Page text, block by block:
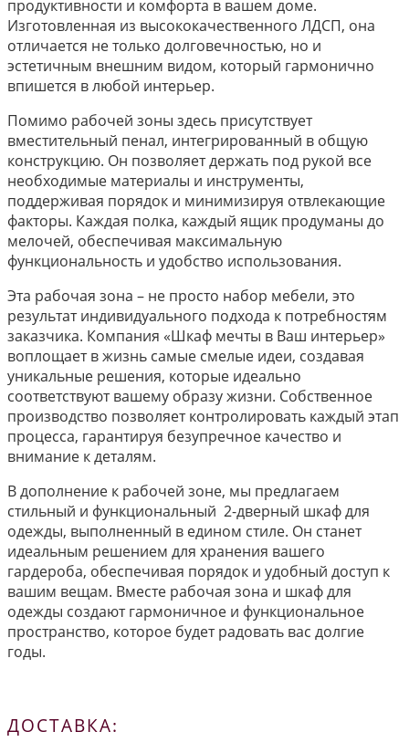
продуктивности и комфорта в вашем доме.
Изготовленная из высококачественного ЛДСП, она
отличается не только долговечностью, но и
эстетичным внешним видом, который гармонично
впишется в любой интерьер.
Помимо рабочей зоны здесь присутствует
вместительный пенал, интегрированный в общую
конструкцию. Он позволяет держать под рукой все
необходимые материалы и инструменты,
поддерживая порядок и минимизируя отвлекающие
факторы. Каждая полка, каждый ящик продуманы до
мелочей, обеспечивая максимальную
функциональность и удобство использования.
Эта рабочая зона – не просто набор мебели, это
результат индивидуального подхода к потребностям
заказчика. Компания «Шкаф мечты в Ваш интерьер»
воплощает в жизнь самые смелые идеи, создавая
уникальные решения, которые идеально
соответствуют вашему образу жизни. Собственное
производство позволяет контролировать каждый этап
процесса, гарантируя безупречное качество и
внимание к деталям.
В дополнение к рабочей зоне, мы предлагаем
стильный и функциональный 2-дверный шкаф для
одежды, выполненный в едином стиле. Он станет
идеальным решением для хранения вашего
гардероба, обеспечивая порядок и удобный доступ к
вашим вещам. Вместе рабочая зона и шкаф для
одежды создают гармоничное и функциональное
пространство, которое будет радовать вас долгие
годы.
ДОСТАВКА: